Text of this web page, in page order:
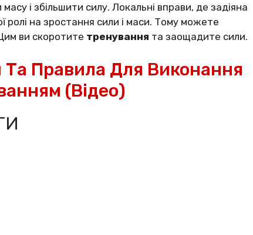
і збільшити силу. Локальні вправи, де задіяна
ролі на зростання сили і маси. Тому можете
ви скоротите тренування та заощадите сили.
Та Правила Для Виконання
(відео)